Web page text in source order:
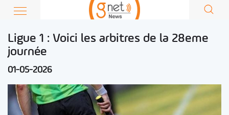
Ligue 1 : Voici les arbitres de la 28eme
journée
01-05-2026